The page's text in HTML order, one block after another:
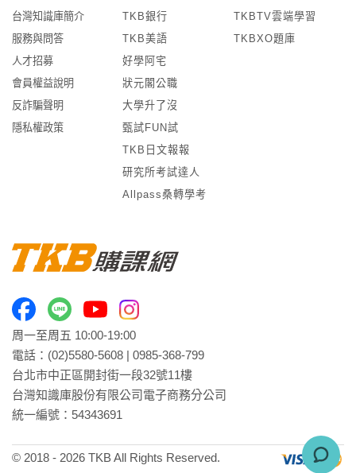
周一至周五 10:00-19:00
電話： (02)5580-5608 | 0985-368-799
台北市中正區開封街一段32號11樓
台灣知識庫股份有限公司電子商務分公司
統一編號：54343691
台灣知識庫簡介
服務與問答
人才招募
會員權益說明
反詐騙聲明
隱私權政策
TKB銀行
TKB美語
好學阿宅
狀元閣公職
大學升了沒
甄試FUN試
TKB日文報報
研究所考試達人
Allpass桑轉學考
TKBTV雲端學習
TKBXO題庫
© 2018 - 2026 TKB All Rights Reserved.